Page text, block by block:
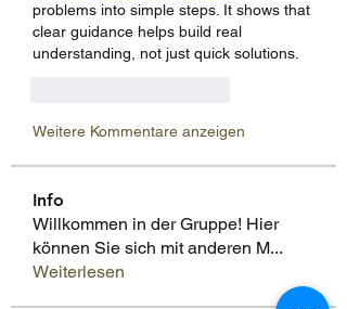
problems into simple steps. It shows that
clear guidance helps build real
understanding, not just quick solutions.
Weitere Kommentare anzeigen
Info
Willkommen in der Gruppe! Hier
können Sie sich mit anderen M...
Weiterlesen